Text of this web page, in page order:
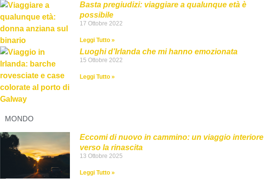
Basta pregiudizi: viaggiare a qualunque età è
possibile
17 Ottobre 2022
Leggi Tutto »
Luoghi d’Irlanda che mi hanno emozionata
15 Ottobre 2022
Leggi Tutto »
MONDO
Eccomi di nuovo in cammino: un viaggio interiore
verso la rinascita
13 Ottobre 2025
Leggi Tutto »